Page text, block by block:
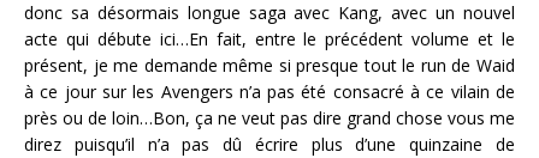
donc sa désormais longue saga avec Kang, avec un nouvel
acte qui débute ici…En fait, entre le précédent volume et le
présent, je me demande même si presque tout le run de Waid
à ce jour sur les Avengers n’a pas été consacré à ce vilain de
près ou de loin…Bon, ça ne veut pas dire grand chose vous me
direz puisqu’il n’a pas dû écrire plus d’une quinzaine de